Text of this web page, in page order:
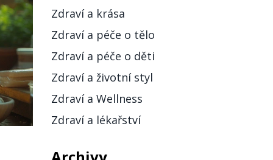
Zdraví a krása
Zdraví a péče o tělo
Zdraví a péče o děti
Zdraví a životní styl
Zdraví a Wellness
Zdraví a lékařství